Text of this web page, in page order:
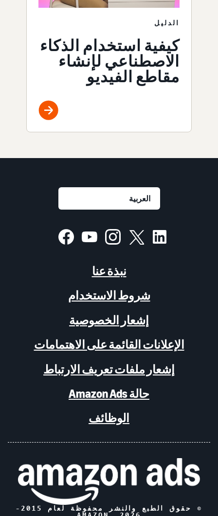
الدليل
كيفية استخدام الذكاء
الاصطناعي لإنشاء
مقاطع الفيديو
نبذة عنا
شروط الاستخدام
إشعار الخصوصية
الإعلانات القائمة على الاهتمامات
إشعار ملفات تعريف الارتباط
حالة Amazon Ads
الوظائف
© حقوق الطبع والنشر محفوظة لعام 2015-